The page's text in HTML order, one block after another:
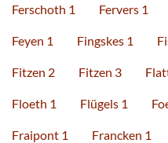
Ferschoth 1 Fervers 1
Feyen 1 Fingskes 1
Fitzen 2 Fitzen 3
Floeth 1 Flügels 1
Fraipont 1 Francken 1